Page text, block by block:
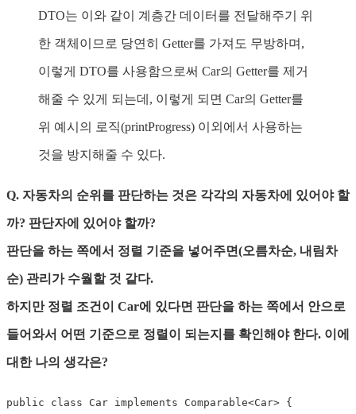
DTO는 이와 같이 계층간 데이터를 전달해주기 위
한 객체이므로 당연히 Getter를 가져도 무방하며,
이렇게 DTO를 사용함으로써 Car의 Getter를 제거
해줄 수 있게 되는데, 이렇게 되면 Car의 Getter를
위 예시의 로직(printProgress) 이외에서 사용하는
것을 방지해줄 수 있다.
Q. 자동차의 순위를 판단하는 것은 각각의 자동차에 있어야 할
까? 판단자에 있어야 할까?
판단을 하는 쪽에서 정렬 기준을 넣어주면(오름차순, 내림차
순) 관리가 수월할 것 같다.
하지만 정렬 조건이 Car에 있다면 판단을 하는 쪽에서 안으로
들어와서 어떤 기준으로 정렬이 되는지를 확인해야 한다. 이에
대한 나의 생각은?
public class Car implements Comparable<Car> {